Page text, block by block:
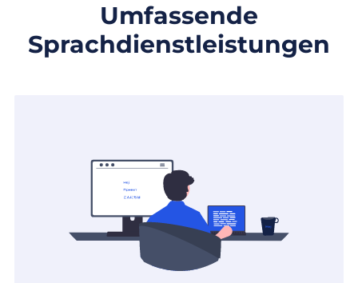
Umfassende
Sprachdienstleistungen